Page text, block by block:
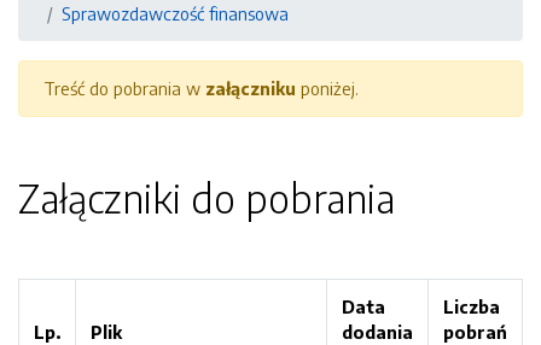
Sprawozdawczość finansowa
Treść do pobrania w załączniku poniżej.
Załączniki do pobrania
Lp. Plik
Data
dodania
Liczba
pobrań